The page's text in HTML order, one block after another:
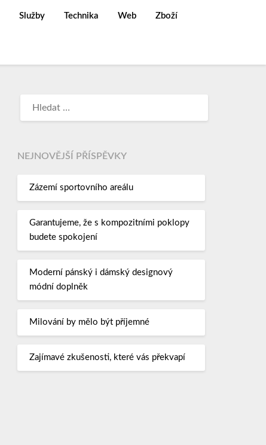
Služby Technika Web Zboží
NEJNOVĚJŠÍ PŘÍSPĚVKY
Zázemí sportovního areálu
Garantujeme, že s kompozitními poklopy
budete spokojení
Moderní pánský i dámský designový
módní doplněk
Milování by mělo být příjemné
Zajímavé zkušenosti, které vás překvapí